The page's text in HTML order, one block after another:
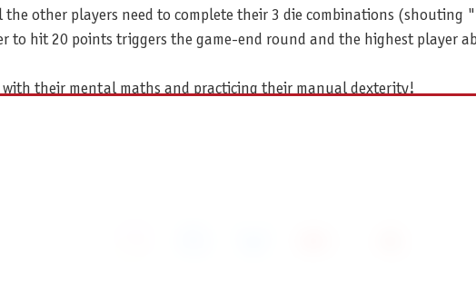
other players need to complete their 3 die combinations (shouting
to hit 20 points triggers the game-end round and the highest player
their mental maths and practicing their manual dexterity!